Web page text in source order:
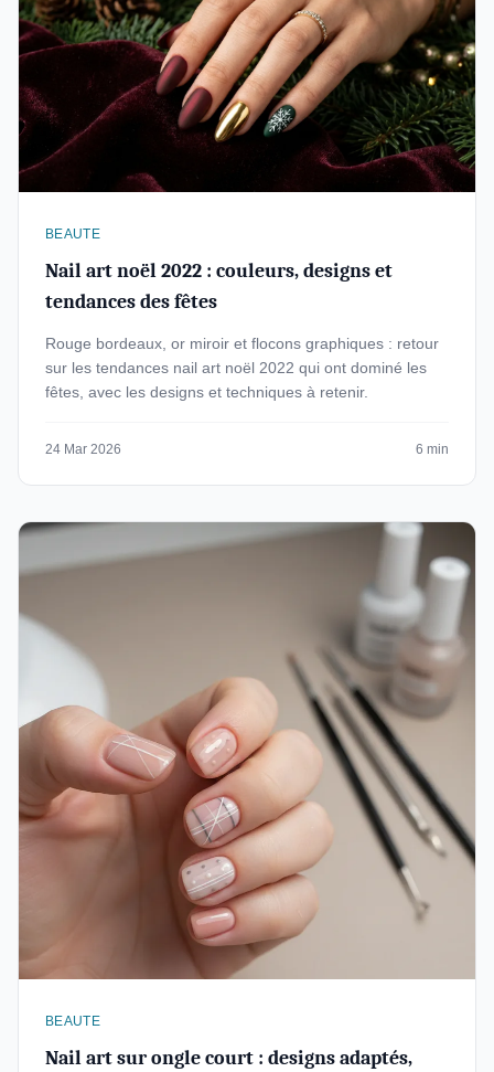
BEAUTE
Nail art noël 2022 : couleurs, designs et
tendances des fêtes
Rouge bordeaux, or miroir et flocons graphiques : retour
sur les tendances nail art noël 2022 qui ont dominé les
fêtes, avec les designs et techniques à retenir.
24 Mar 2026 6 min
BEAUTE
Nail art sur ongle court : designs adaptés,